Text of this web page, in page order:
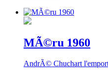
MÃ©ru 1960
AndrÃ© Chuchart